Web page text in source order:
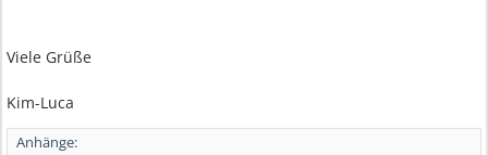
Viele Grüße
Kim-Luca
Anhänge: